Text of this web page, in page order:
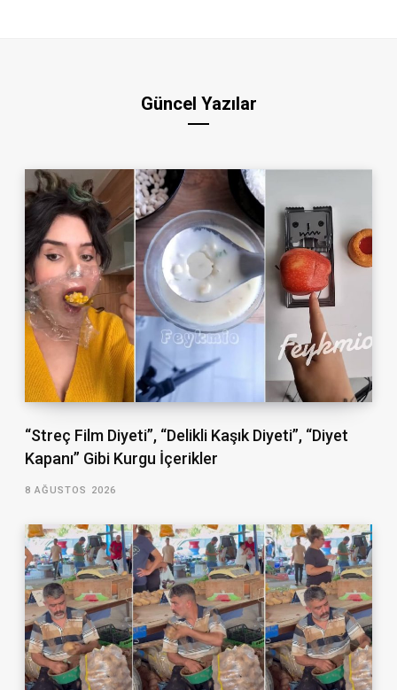
Güncel Yazılar
“Streç Film Diyeti”, “Delikli Kaşık Diyeti”, “Diyet
Kapanı” Gibi Kurgu İçerikler
8 AĞUSTOS 2026